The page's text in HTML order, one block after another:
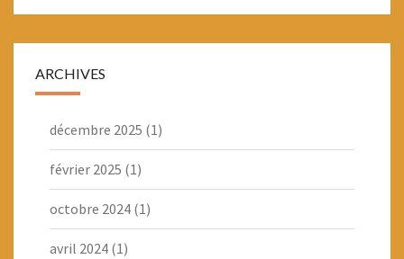
ARCHIVES
décembre 2025 (1)
février 2025 (1)
octobre 2024 (1)
avril 2024 (1)